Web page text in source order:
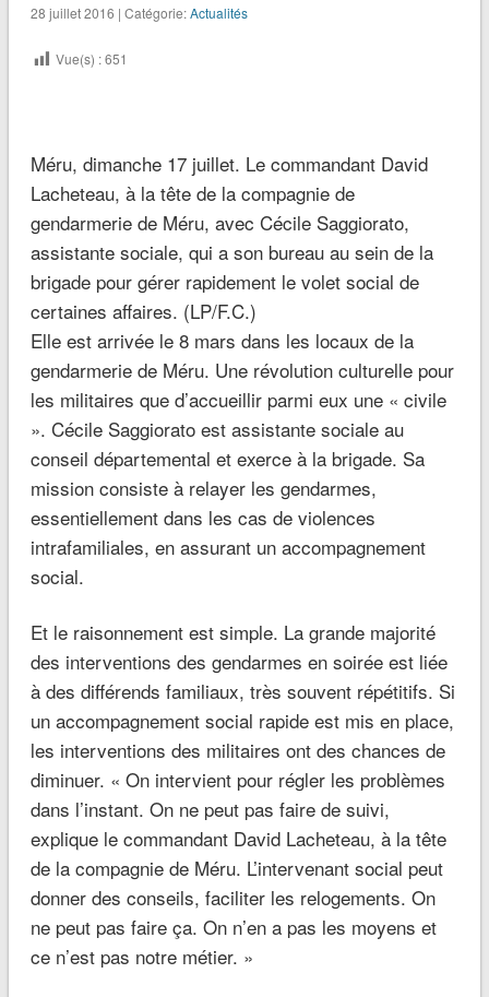
28 juillet 2016 | Catégorie:Actualités
Vue(s) :651
Méru, dimanche 17 juillet. Le commandant David
Lacheteau, à la tête de la compagnie de
gendarmerie de Méru, avec Cécile Saggiorato,
assistante sociale, qui a son bureau au sein de la
brigade pour gérer rapidement le volet social de
certaines affaires. (LP/F.C.)
Elle est arrivée le 8 mars dans les locaux de la
gendarmerie de Méru. Une révolution culturelle pour
les militaires que d’accueillir parmi eux une « civile
». Cécile Saggiorato est assistante sociale au
conseil départemental et exerce à la brigade. Sa
mission consiste à relayer les gendarmes,
essentiellement dans les cas de violences
intrafamiliales, en assurant un accompagnement
social.
Et le raisonnement est simple. La grande majorité
des interventions des gendarmes en soirée est liée
à des différends familiaux, très souvent répétitifs. Si
un accompagnement social rapide est mis en place,
les interventions des militaires ont des chances de
diminuer. « On intervient pour régler les problèmes
dans l’instant. On ne peut pas faire de suivi,
explique le commandant David Lacheteau, à la tête
de la compagnie de Méru. L’intervenant social peut
donner des conseils, faciliter les relogements. On
ne peut pas faire ça. On n’en a pas les moyens et
ce n’est pas notre métier. »